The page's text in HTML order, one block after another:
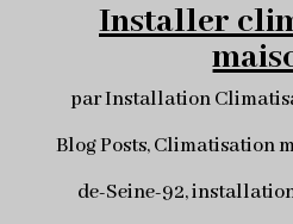
Installer
parInstallation
Blog Posts,Climatisation
de-Seine-92,